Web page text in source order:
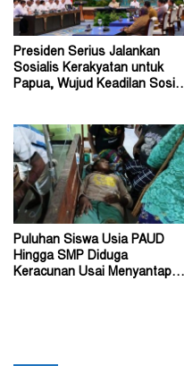
Presiden Serius Jalankan
Sosialis Kerakyatan untuk
Papua, Wujud Keadilan Sosial
Puluhan Siswa Usia PAUD
Hingga SMP Diduga
Keracunan Usai Menyantap